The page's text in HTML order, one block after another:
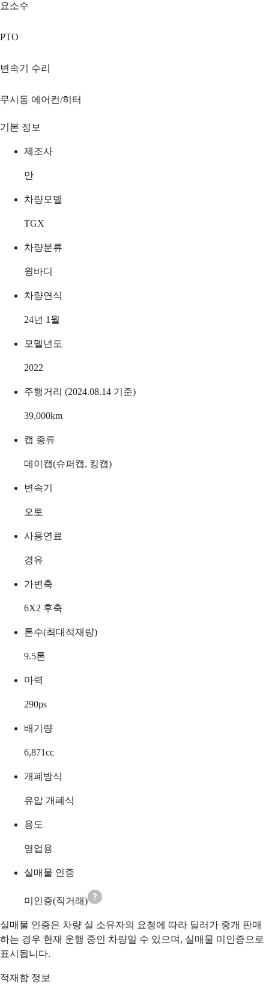
요소수
PTO
변속기 수리
무시동 에어컨/히터
기본 정보
제조사
만
차량모델
TGX
차량분류
윙바디
차량연식
24년 1월
모델년도
2022
주행거리 (2024.08.14 기준)
39,000km
캡 종류
데이캡(슈퍼캡, 킹캡)
변속기
오토
사용연료
경유
가변축
6X2 후축
톤수(최대적재량)
9.5톤
마력
290ps
배기량
6,871cc
개폐방식
유압 개폐식
용도
영업용
실매물 인증
미인증(직거래)
실매물 인증은 차량 실 소유자의 요청에 따라 딜러가 중개 판매
하는 경우 현재 운행 중인 차량일 수 있으며, 실매물 미인증으로
표시됩니다.
적재함 정보